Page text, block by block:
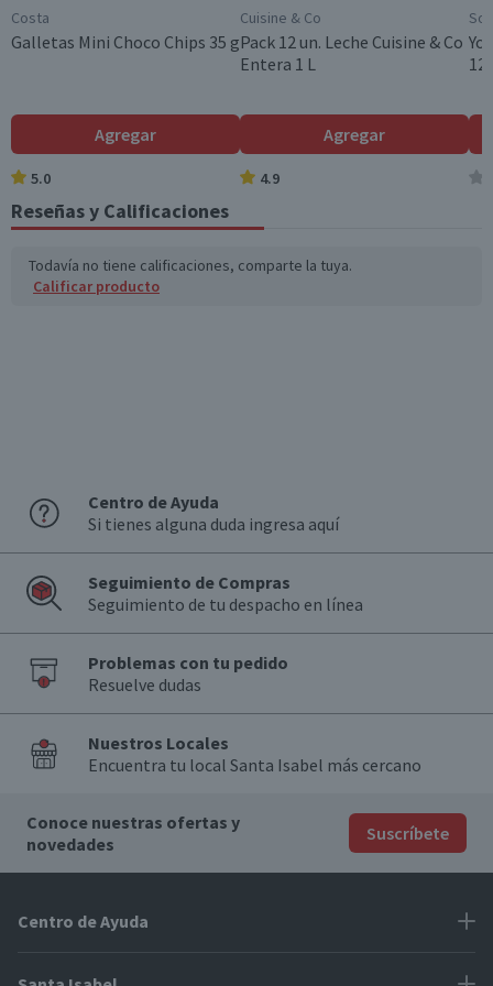
País de Origen
Chile
Costa
Galletas Mini Choco Chips 35 g
Agregar
5.0
Cuisine & Co
Pack 12 un. Leche Cuisine & Co
Entera 1 L
Agregar
4.9
Reseñas y Calificaciones
Todavía no tiene calificaciones, comparte la tuya.
Calificar producto
Centro de Ayuda
Si tienes alguna duda ingresa aquí
Seguimiento de Compras
Seguimiento de tu despacho en línea
Problemas con tu pedido
Resuelve dudas
Nuestros Locales
Encuentra tu local Santa Isabel más cercano
Conoce nuestras ofertas y
novedades
Suscríbete
Centro de Ayuda
Problemas con tu pedido